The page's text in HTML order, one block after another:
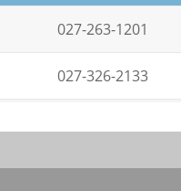
027-263-1201
027-326-2133